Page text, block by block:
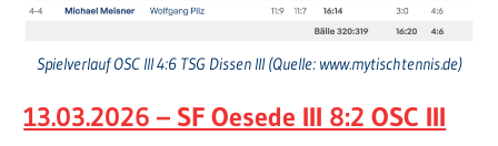
Spielverlauf OSC III 4:6 TSG Dissen III (Quelle: www.mytischtennis.de)
13.03.2026 – SF Oesede III 8:2 OSC III